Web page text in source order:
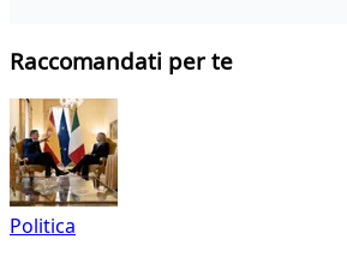
Raccomandati per te
Politica